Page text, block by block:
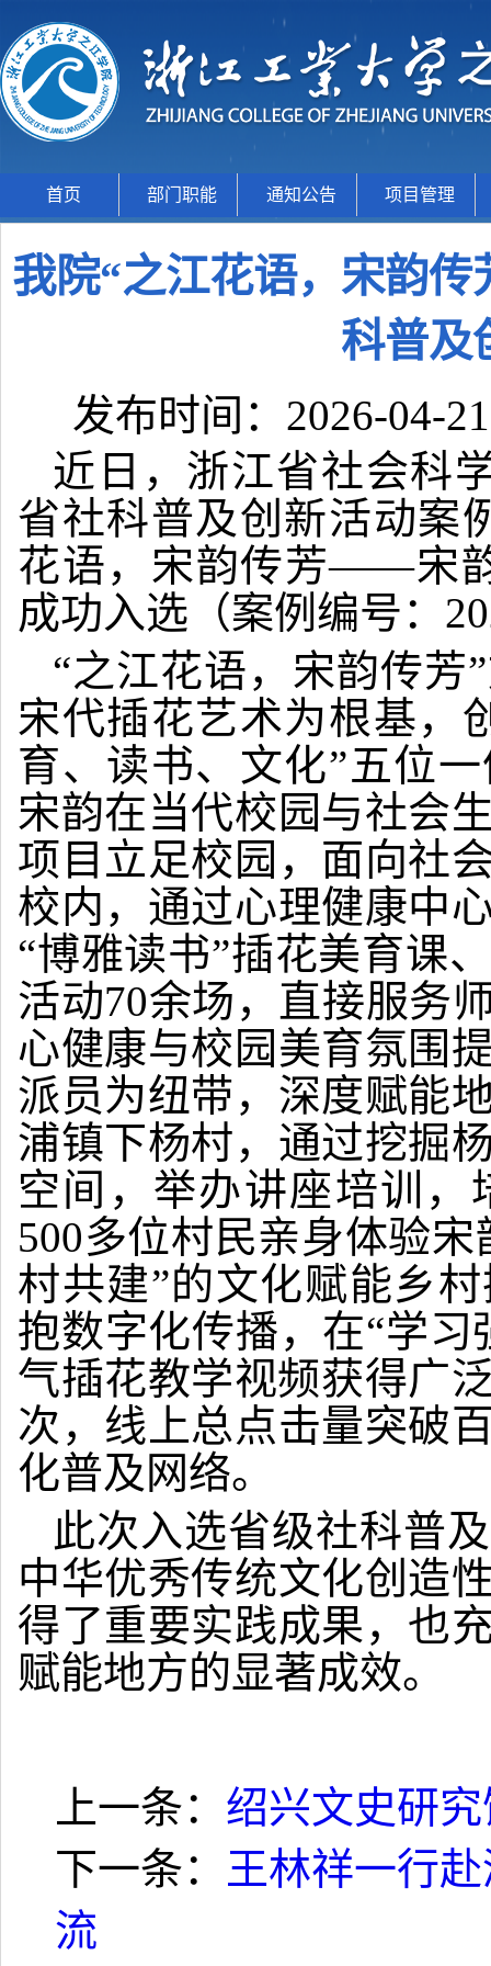
首页 部门职能 通知公告 项目管理
我院“之江花语，宋韵传
科普及
发布时间：2026-04-
近日，浙江省社会科
省社科普及创新活动案
花语，宋韵传芳——宋
成功入选（案例编号：
“之江花语，宋韵传芳
宋代插花艺术为根基，
育、读书、文化”五位
宋韵在当代校园与社会
项目立足校园，面向社
校内，通过心理健康中
“博雅读书”插花美育课
活动70余场，直接服务
心健康与校园美育氛围
派员为纽带，深度赋能
浦镇下杨村，通过挖掘
空间，举办讲座培训，
500多位村民亲身体验
村共建”的文化赋能乡
抱数字化传播，在“学
气插花教学视频获得广
次，线上总点击量突破
化普及网络。
此次入选省级社科普
中华优秀传统文化创造
得了重要实践成果，也
赋能地方的显著成效。
上一条： 绍兴文史研
下一条： 王林祥一行
流